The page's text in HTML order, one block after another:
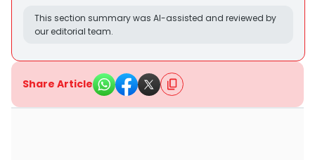
This section summary was AI-assisted and reviewed by
our editorial team.
Share Article